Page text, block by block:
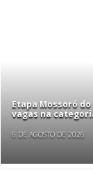
Etapa Mossoró
vagas na
6 DE AGOSTO DE 2026